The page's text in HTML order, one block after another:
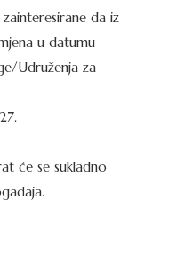
da iz
u datumu
Udruženja za
će se sukladno